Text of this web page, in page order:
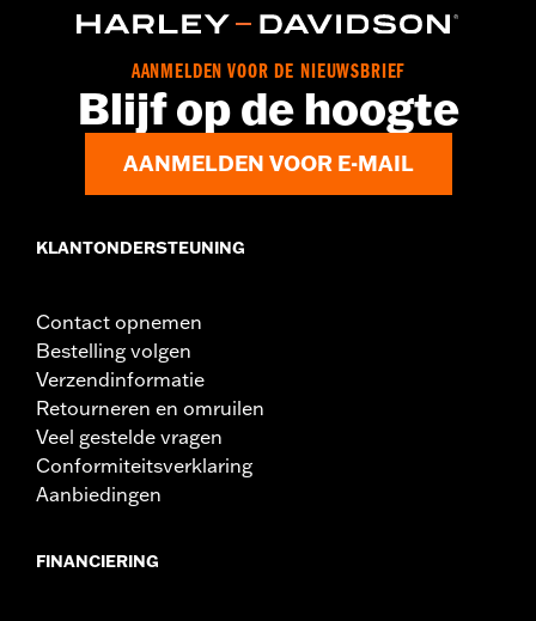
AANMELDEN VOOR DE NIEUWSBRIEF
Blijf op de hoogte
AANMELDEN VOOR E-MAIL
KLANTONDERSTEUNING
Contact opnemen
Bestelling volgen
Verzendinformatie
Retourneren en omruilen
Veel gestelde vragen
Conformiteitsverklaring
Aanbiedingen
FINANCIERING